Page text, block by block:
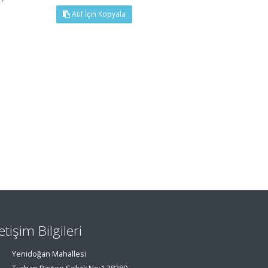
Atıf İçin Kopyala
Bilgileri
Yenidoğan Mahallesi